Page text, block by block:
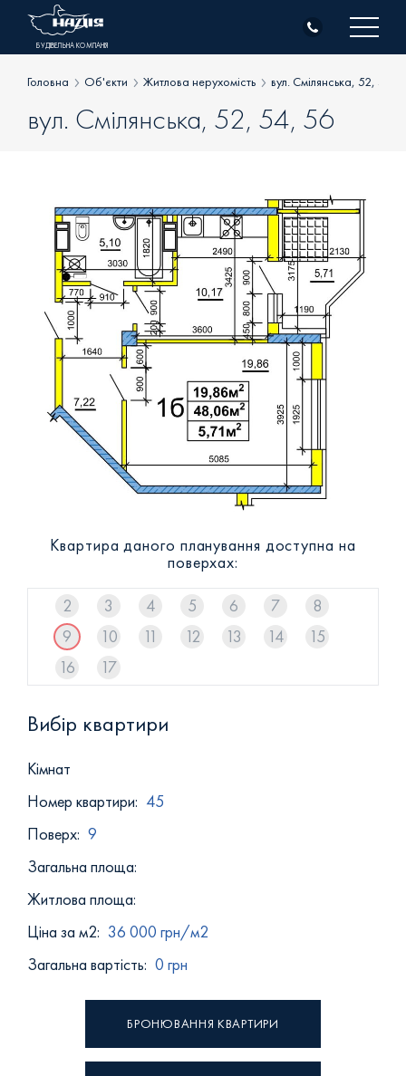
contentБУДІВЕЛЬНА КОМПАНІЯ
Про компанію
Комерційна нерухомість
Генпідрядні роботи
Всі об’єкти
Клієнтам
Новини
Контакти
+38 (093) 293 8250
+38 (0472) 540 264
Головна Об'єкти Житлова нерухомість вул. Смілянська, 52, 54,
вул. Смілянська, 52, 54, 56
Вибір квартири
Кiмнат
Номер квартири: 45
Поверх: 9
Загальна площа:
Житлова площа:
Ціна за м2: 36 000 грн/м2
Загальна вартість: 0 грн
БРОНЮВАННЯ КВАРТИРИ
Квартира даного планування доступна на
поверхах:
2 3 4 5 6 7
8
9
10 11 12 13 14
15
16
17